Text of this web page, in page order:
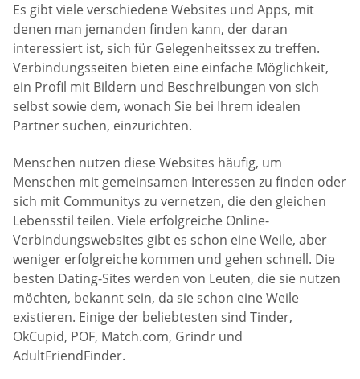
Es gibt viele verschiedene Websites und Apps, mit
denen man jemanden finden kann, der daran
interessiert ist, sich für Gelegenheitssex zu treffen.
Verbindungsseiten bieten eine einfache Möglichkeit,
ein Profil mit Bildern und Beschreibungen von sich
selbst sowie dem, wonach Sie bei Ihrem idealen
Partner suchen, einzurichten.
Menschen nutzen diese Websites häufig, um
Menschen mit gemeinsamen Interessen zu finden oder
sich mit Communitys zu vernetzen, die den gleichen
Lebensstil teilen. Viele erfolgreiche Online-
Verbindungswebsites gibt es schon eine Weile, aber
weniger erfolgreiche kommen und gehen schnell. Die
besten Dating-Sites werden von Leuten, die sie nutzen
möchten, bekannt sein, da sie schon eine Weile
existieren. Einige der beliebtesten sind Tinder,
OkCupid, POF, Match.com, Grindr und
AdultFriendFinder.